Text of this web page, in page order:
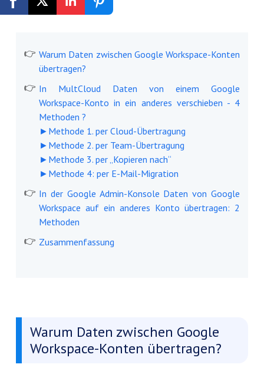
Warum Daten zwischen Google Workspace-Konten
übertragen?
In MultCloud Daten von einem Google
Workspace-Konto in ein anderes verschieben - 4
Methoden ?
►Methode 1. per Cloud-Übertragung
►Methode 2. per Team-Übertragung
►Methode 3. per „Kopieren nach“
►Methode 4: per E-Mail-Migration
In der Google Admin-Konsole Daten von Google
Workspace auf ein anderes Konto übertragen: 2
Methoden
Zusammenfassung
Warum Daten zwischen Google
Workspace-Konten übertragen?